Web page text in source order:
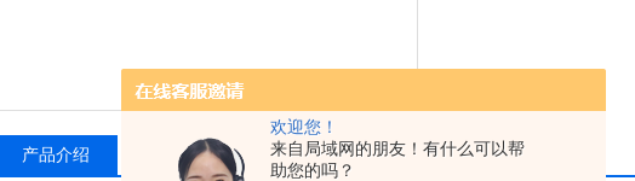
欢迎您！
来自局域网的朋友！有什么可以帮
助您的吗？
产品介绍 相关产品 留言询价